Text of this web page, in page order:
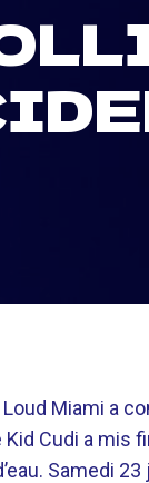
Loud Miami a
Cudi a mis
Samedi